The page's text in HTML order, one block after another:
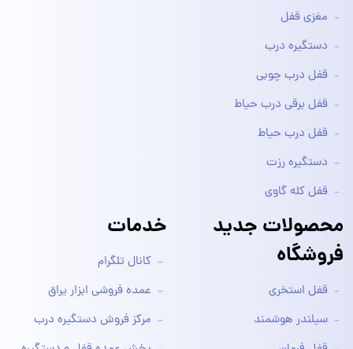
مغزی قفل
دستگیره درب
قفل درب چوبی
قفل برقی درب حیاط
قفل درب حیاط
دستگیره رزت
قفل کله گاوی
محصولات جدید
فروشگاه
قفل استخری
سیلندر هوشمند
خدمات
کانال تلگرام
عمده فروشی ابزار یراق
مرکز فروش دستگیره درب